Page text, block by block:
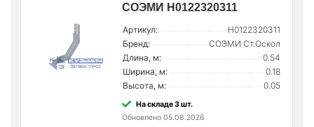
СОЭМИ Н0122320311
Артикул:
Н0122320311
Бренд:
СОЭМИ Ст.Оскол
Длина, м:
0.54
Ширина, м:
0.18
Высота, м:
0.05
На складе 3 шт.
Обновлено 05.08.2026